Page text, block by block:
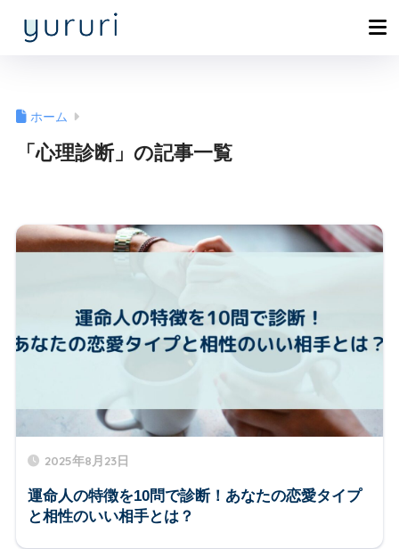
ホーム
「心理診断」の記事一覧
2025年8月23日
運命人の特徴を10問で診断！あなたの恋愛タイプ
と相性のいい相手とは？